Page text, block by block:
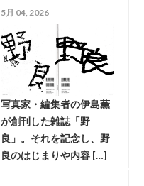
5月 04, 2026
写真家・編集者の伊島薫
が創刊した雑誌「野
良」。それを記念し、野
良のはじまりや内容 […]